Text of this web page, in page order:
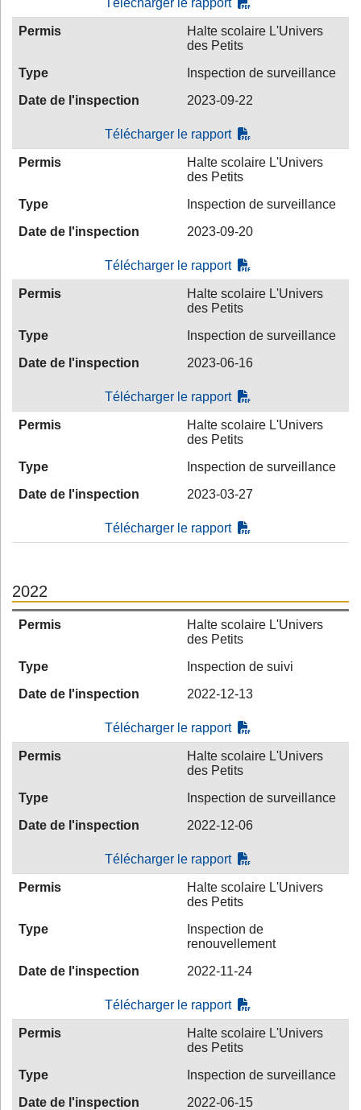
Télécharger le rapport
Permis
Halte scolaire L'Univers
des Petits
Type
Inspection de surveillance
Date de l'inspection
2023-09-22
Télécharger le rapport
Permis
Halte scolaire L'Univers
des Petits
Type
Inspection de surveillance
Date de l'inspection
2023-09-20
Télécharger le rapport
Permis
Halte scolaire L'Univers
des Petits
Type
Inspection de surveillance
Date de l'inspection
2023-06-16
Télécharger le rapport
Permis
Halte scolaire L'Univers
des Petits
Type
Inspection de surveillance
Date de l'inspection
2023-03-27
Télécharger le rapport
2022
Permis
Halte scolaire L'Univers
des Petits
Type
Inspection de suivi
Date de l'inspection
2022-12-13
Télécharger le rapport
Permis
Halte scolaire L'Univers
des Petits
Type
Inspection de surveillance
Date de l'inspection
2022-12-06
Télécharger le rapport
Permis
Halte scolaire L'Univers
des Petits
Type
Inspection de
renouvellement
Date de l'inspection
2022-11-24
Télécharger le rapport
Permis
Halte scolaire L'Univers
des Petits
Type
Inspection de surveillance
Date de l'inspection
2022-06-15